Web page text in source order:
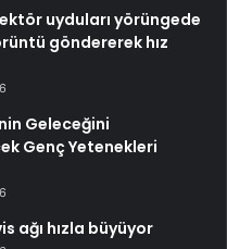
uyduları yörüngede
göndererek hız
Geleceğini
Genç Yetenekleri
ağı hızla büyüyor